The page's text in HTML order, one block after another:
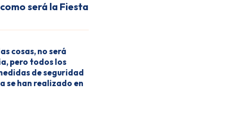
será la Fiesta
cosas, no será
pero todos los
de seguridad
se han realizado en